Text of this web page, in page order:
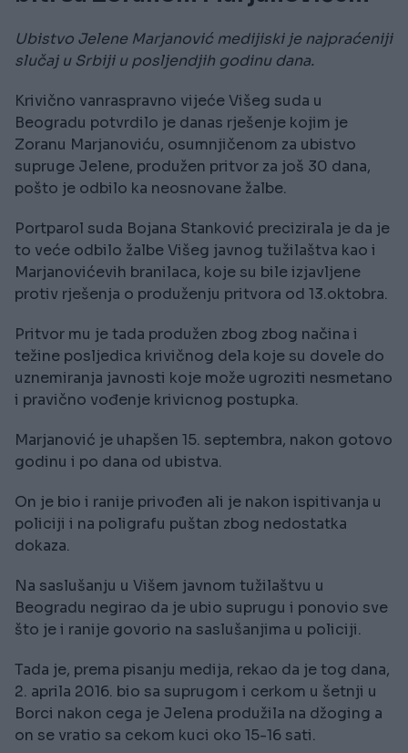
Ubistvo Jelene Marjanović medijiski je najpraćeniji
slučaj u Srbiji u posljendjih godinu dana.
Krivično vanraspravno vijeće Višeg suda u
Beogradu potvrdilo je danas rješenje kojim je
Zoranu Marjanoviću, osumnjičenom za ubistvo
supruge Jelene, produžen pritvor za još 30 dana,
pošto je odbilo ka neosnovane žalbe.
Portparol suda Bojana Stanković precizirala je da je
to veće odbilo žalbe Višeg javnog tužilaštva kao i
Marjanovićevih branilaca, koje su bile izjavljene
protiv rješenja o produženju pritvora od 13.oktobra.
Pritvor mu je tada produžen zbog zbog načina i
težine posljedica krivičnog dela koje su dovele do
uznemiranja javnosti koje može ugroziti nesmetano
i pravično vođenje krivicnog postupka.
Marjanović je uhapšen 15. septembra, nakon gotovo
godinu i po dana od ubistva.
On je bio i ranije privođen ali je nakon ispitivanja u
policiji i na poligrafu puštan zbog nedostatka
dokaza.
Na saslušanju u Višem javnom tužilaštvu u
Beogradu negirao da je ubio suprugu i ponovio sve
što je i ranije govorio na saslušanjima u policiji.
Tada je, prema pisanju medija, rekao da je tog dana,
2. aprila 2016. bio sa suprugom i cerkom u šetnji u
Borci nakon cega je Jelena produžila na džoging a
on se vratio sa cekom kuci oko 15-16 sati.